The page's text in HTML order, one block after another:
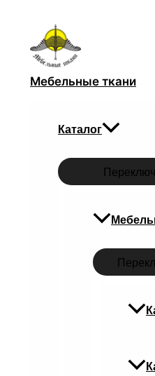
Мебельные ткани
Каталог